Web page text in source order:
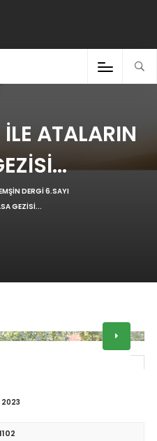
ATALARIN
DERGİ 6.SAYI
GEZİSİ...
2023
1102